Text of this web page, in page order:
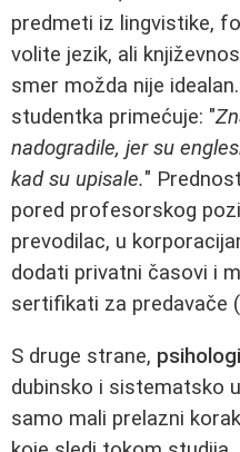
predmeti iz lingvistike,
volite jezik, ali
smer možda nije
studentka primećuje: "
nadogradile, jer su
kad su upisale."
pored profesorskog
prevodilac, u
dodati privatni časovi i
sertifikati za predavače
S druge strane,
dubinsko i sistematsko
samo mali prelazni